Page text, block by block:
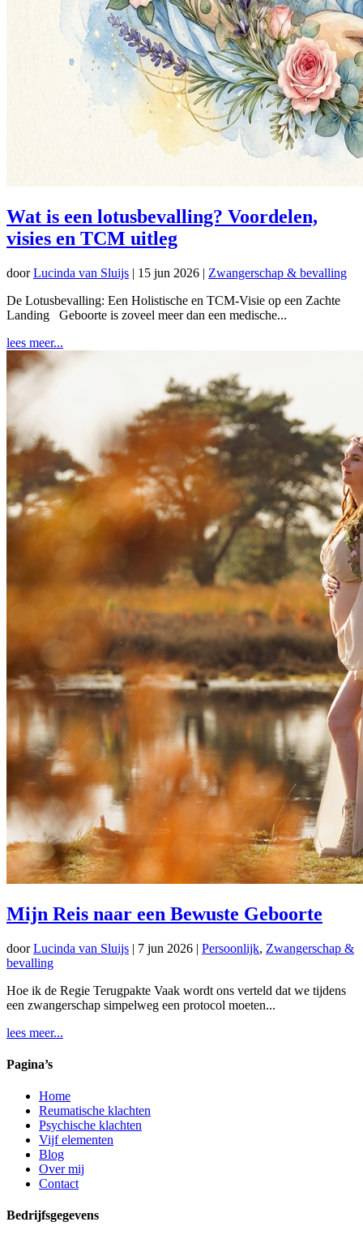
Wat is een lotusbevalling? Voordelen,
visies en TCM uitleg
doorLucinda van Sluijs | 15 jun 2026 | Zwangerschap & bevalling
De Lotusbevalling: Een Holistische en TCM-Visie op een Zachte
Landing Geboorte is zoveel meer dan een medische...
lees meer...
Mijn Reis naar een Bewuste Geboorte
doorLucinda van Sluijs | 7 jun 2026 | Persoonlijk, Zwangerschap &
bevalling
Hoe ik de Regie Terugpakte Vaak wordt ons verteld dat we tijdens
een zwangerschap simpelweg een protocol moeten...
lees meer...
Pagina’s
Home
Reumatische klachten
Psychische klachten
Vijf elementen
Blog
Over mij
Contact
Bedrijfsgegevens